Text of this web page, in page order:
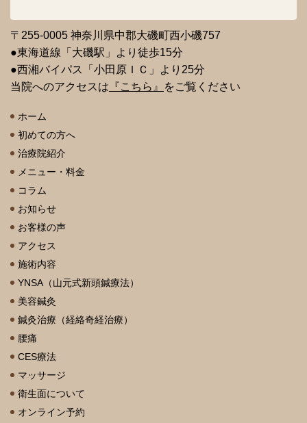
〒255-0005 神奈川県中郡大磯町西小磯757
●東海道線「大磯駅」より徒歩15分
●西湘バイパス「小田原ＩＣ」より25分
当院へのアクセスは 『こちら』 をご覧ください
ホーム
初めての方へ
治療院紹介
メニュー・料金
コラム
お知らせ
お客様の声
アクセス
施術内容
YNSA（山元式新頭鍼療法）
美容鍼灸
鍼灸治療（経絡奇経治療）
腰痛
CES療法
マッサージ
衛生面について
オンライン予約